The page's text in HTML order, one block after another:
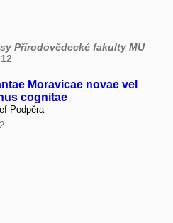
Přírodovědecké fakulty MU
Moravicae novae vel
cognitae
Podpěra